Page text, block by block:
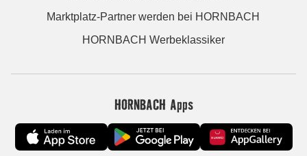
Marktplatz-Partner werden bei HORNBACH
HORNBACH Werbeklassiker
HORNBACH Apps